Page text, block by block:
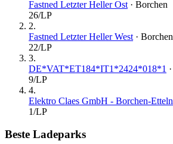
Fastned Letzter Heller Ost · Borchen
26/LP
2.
Fastned Letzter Heller West · Borchen
22/LP
3.
DE*VAT*ET184*IT1*2424*018*1 ·
9/LP
4.
Elektro Claes GmbH - Borchen-Etteln
1/LP
Beste Ladeparks